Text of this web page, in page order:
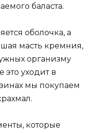
баласта.
оболочка, а
масть кремния,
организму
это уходит в
мы покупаем
которые